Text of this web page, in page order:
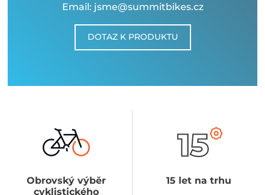
Email: jsme@summitbikes.cz
DOTAZ K PRODUKTU
Obrovský výběr
cyklistického
15 let na trhu